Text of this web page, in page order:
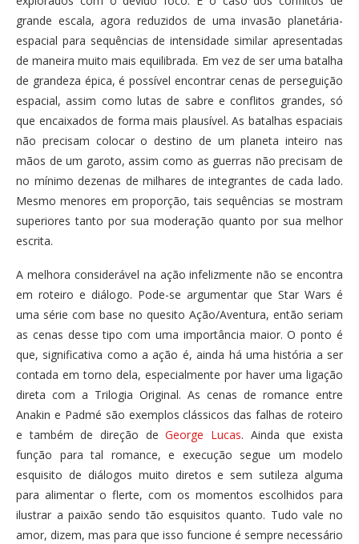
grande escala, agora reduzidos de uma invasão planetária-
espacial para sequências de intensidade similar apresentadas
de maneira muito mais equilibrada. Em vez de ser uma batalha
de grandeza épica, é possível encontrar cenas de perseguição
espacial, assim como lutas de sabre e conflitos grandes, só
que encaixados de forma mais plausível. As batalhas espaciais
não precisam colocar o destino de um planeta inteiro nas
mãos de um garoto, assim como as guerras não precisam de
no mínimo dezenas de milhares de integrantes de cada lado.
Mesmo menores em proporção, tais sequências se mostram
superiores tanto por sua moderação quanto por sua melhor
escrita.
A melhora considerável na ação infelizmente não se encontra
em roteiro e diálogo. Pode-se argumentar que Star Wars é
uma série com base no quesito Ação/Aventura, então seriam
as cenas desse tipo com uma importância maior. O ponto é
que, significativa como a ação é, ainda há uma história a ser
contada em torno dela, especialmente por haver uma ligação
direta com a Trilogia Original. As cenas de romance entre
Anakin e Padmé são exemplos clássicos das falhas de roteiro
e também de direção deGeorge Lucas. Ainda que exista
função para tal romance, e execução segue um modelo
esquisito de diálogos muito diretos e sem sutileza alguma
para alimentar o flerte, com os momentos escolhidos para
ilustrar a paixão sendo tão esquisitos quanto. Tudo vale no
amor, dizem, mas para que isso funcione é sempre necessário